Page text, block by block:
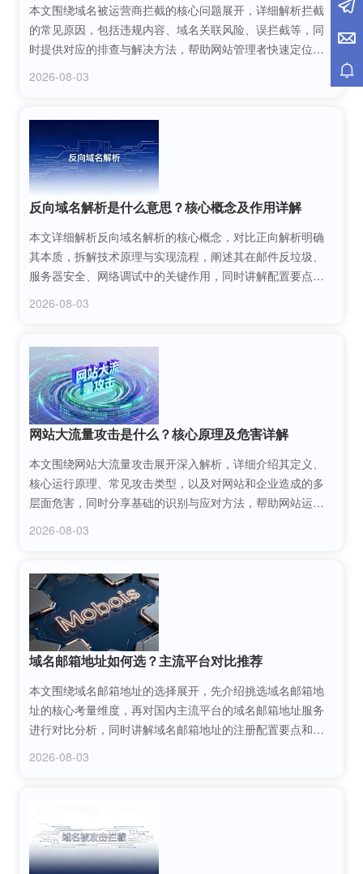
本文围绕域名被运营商拦截的核心问题展开，详细解析拦截
的常见原因，包括违规内容、域名关联风险、误拦截等，同
时提供对应的排查与解决方法，帮助网站管理者快速定位问
2026-08-03
反向域名解析是什么意思？核心概念及作用详解
本文详细解析反向域名解析的核心概念，对比正向解析明确
其本质，拆解技术原理与实现流程，阐述其在邮件反垃圾、
服务器安全、网络调试中的关键作用，同时讲解配置要点与
2026-08-03
网站大流量攻击是什么？核心原理及危害详解
本文围绕网站大流量攻击展开深入解析，详细介绍其定义、
核心运行原理、常见攻击类型，以及对网站和企业造成的多
层面危害，同时分享基础的识别与应对方法，帮助网站运营
2026-08-03
域名邮箱地址如何选？主流平台对比推荐
本文围绕域名邮箱地址的选择展开，先介绍挑选域名邮箱地
址的核心考量维度，再对国内主流平台的域名邮箱地址服务
进行对比分析，同时讲解域名邮箱地址的注册配置要点和日
2026-08-03